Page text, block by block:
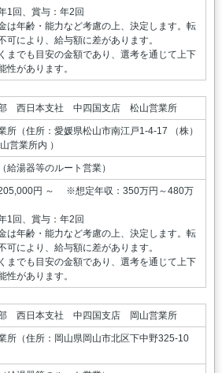
1回、賞与：年2回
年齢・能力など考慮の上、決定します。転
可により、給与額に差があります。
でも目安の金額であり、選考を通じて上下
性があります。
西日本支社 中四国支店 松山営業所
所（住所：愛媛県松山市南江戸1-4-17 （株）
営業所内 ）
給湯器等のルート営業）
円 ～ ※想定年収：350万円～480万
1回、賞与：年2回
年齢・能力など考慮の上、決定します。転
可により、給与額に差があります。
でも目安の金額であり、選考を通じて上下
性があります。
西日本支社 中四国支店 岡山営業所
所（住所：岡山県岡山市北区下中野325-10